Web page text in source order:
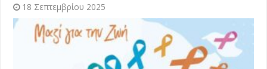
18 Σεπτεμβρίου 2025